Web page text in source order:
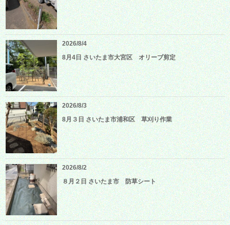
2026/8/4
8月4日 さいたま市大宮区 オリーブ剪定
2026/8/3
8月３日 さいたま市浦和区 草刈り作業
2026/8/2
８月２日 さいたま市 防草シート